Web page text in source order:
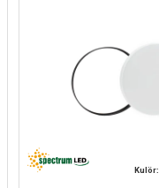
Kulör: